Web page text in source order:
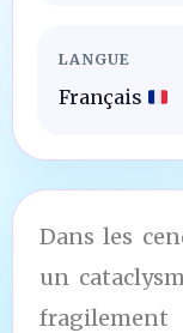
LANGUE
Français
Dans les
un